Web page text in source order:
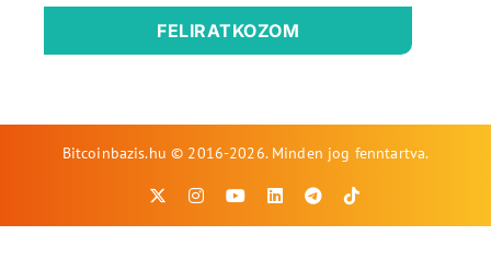
FELIRATKOZOM
Bitcoinbazis.hu © 2016-2026. Minden jog fenntartva.